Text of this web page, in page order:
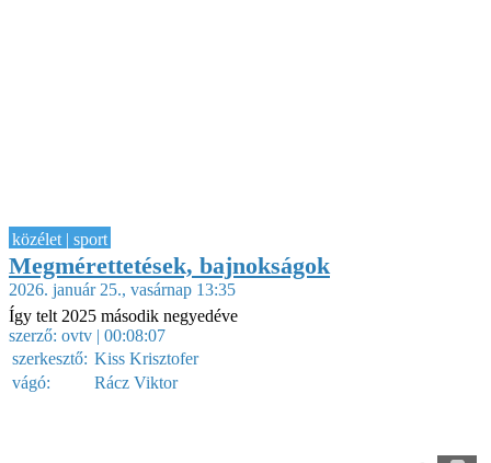
közélet | sport
Megmérettetések, bajnokságok
2026. január 25., vasárnap 13:35
Így telt 2025 második negyedéve
szerző: ovtv | 00:08:07
szerkesztő: Kiss Krisztofer
vágó:
Rácz Viktor